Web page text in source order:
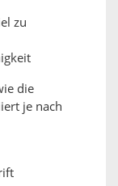
zu
die
je nach